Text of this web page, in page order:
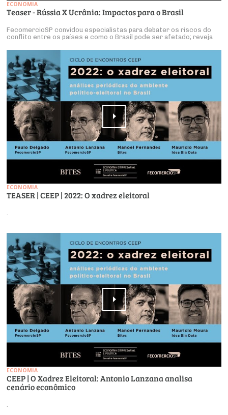
ECONOMIA
Teaser - Rússia X Ucrânia: Impactos para o Brasil
FecomercioSP convidou especialistas para debater os riscos do
conflito entre os países e como o Brasil pode ser afetado; reveja
ECONOMIA
TEASER | CEEP | 2022: O xadrez eleitoral
.
ECONOMIA
CEEP | O Xadrez Eleitoral: Antonio Lanzana analisa
cenário econômico
.